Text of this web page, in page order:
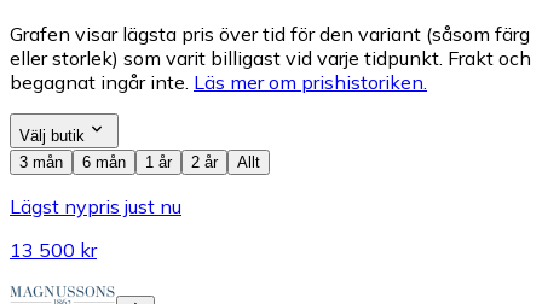
Grafen visar lägsta pris över tid för den variant (såsom färg
eller storlek) som varit billigast vid varje tidpunkt. Frakt och
begagnat ingår inte. Läs mer om prishistoriken.
Välj butik
3 mån
6 mån 1 år 2 år Allt
Lägst nypris just nu
13 500 kr